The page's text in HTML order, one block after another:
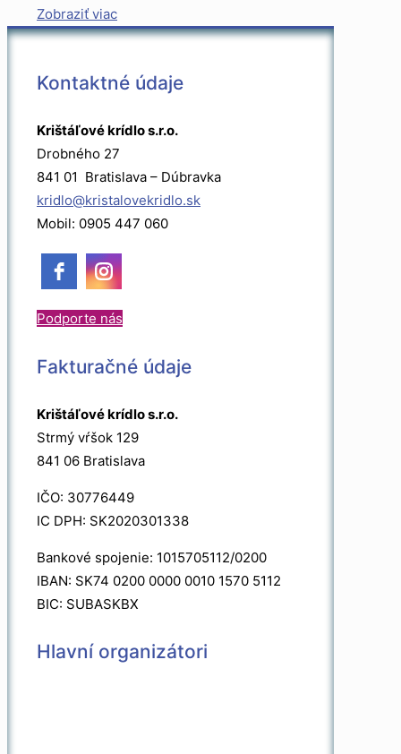
Zobraziť viac
Kontaktné údaje
Krištáľové krídlo s.r.o.
Drobného 27
841 01 Bratislava – Dúbravka
kridlo@kristalovekridlo.sk
Mobil: 0905 447 060
Podporte nás
Fakturačné údaje
Krištáľové krídlo s.r.o.
Strmý vŕšok 129
841 06 Bratislava
IČO: 30776449
IC DPH: SK2020301338
Bankové spojenie: 1015705112/0200
IBAN: SK74 0200 0000 0010 1570 5112
BIC: SUBASKBX
Hlavní organizátori